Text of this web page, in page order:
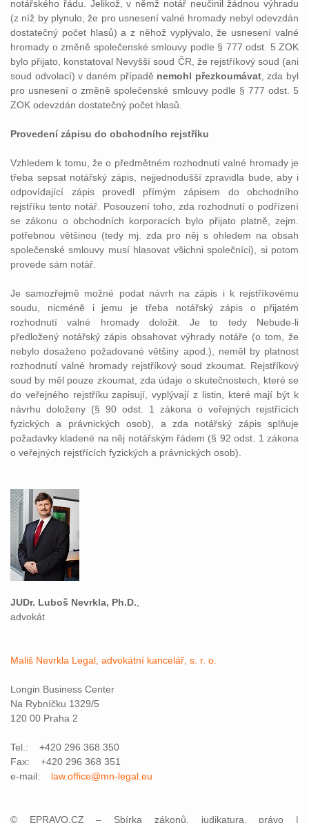
notářského řádu. Jelikož, v němž notář neučinil žádnou výhradu
(z níž by plynulo, že pro usnesení valné hromady nebyl odevzdán
dostatečný počet hlasů) a z něhož vyplývalo, že usnesení valné
hromady o změně společenské smlouvy podle § 777 odst. 5 ZOK
bylo přijato, konstatoval Nevyšší soud ČR, že rejstříkový soud (ani
soud odvolací) v daném případě nemohl přezkoumávat, zda byl
pro usnesení o změně společenské smlouvy podle § 777 odst. 5
ZOK odevzdán dostatečný počet hlasů.
Provedení zápisu do obchodního rejstříku
Vzhledem k tomu, že o předmětném rozhodnutí valné hromady je
třeba sepsat notářský zápis, nejjednodušší zpravidla bude, aby i
odpovídající zápis provedl přímým zápisem do obchodního
rejstříku tento notář. Posouzení toho, zda rozhodnutí o podřízení
se zákonu o obchodních korporacích bylo přijato platně, zejm.
potřebnou většinou (tedy mj. zda pro něj s ohledem na obsah
společenské smlouvy musí hlasovat všichni společníci), si potom
provede sám notář.
Je samozřejmě možné podat návrh na zápis i k rejstříkovému
soudu, nicméně i jemu je třeba notářský zápis o přijatém
rozhodnutí valné hromady doložit. Je to tedy Nebude-li
předložený notářský zápis obsahovat výhrady notáře (o tom, že
nebylo dosaženo požadované většiny apod.), neměl by platnost
rozhodnutí valné hromady rejstříkový soud zkoumat. Rejstříkový
soud by měl pouze zkoumat, zda údaje o skutečnostech, které se
do veřejného rejstříku zapisují, vyplývají z listin, které mají být k
návrhu doloženy (§ 90 odst. 1 zákona o veřejných rejstřících
fyzických a právnických osob), a zda notářský zápis splňuje
požadavky kladené na něj notářským řádem (§ 92 odst. 1 zákona
o veřejných rejstřících fyzických a právnických osob).
JUDr. Luboš Nevrkla, Ph.D.
advokát
Mališ Nevrkla Legal, advokátní kancelář, s. r. o.
Longin Business Center
Na Rybníčku 1329/5
120 00 Praha 2
Tel.: +420 296 368 350
Fax: +420 296 368 351
e-mail: law.office@mn-legal.eu
© EPRAVO.CZ – Sbírka zákonů, judikatura, právo |